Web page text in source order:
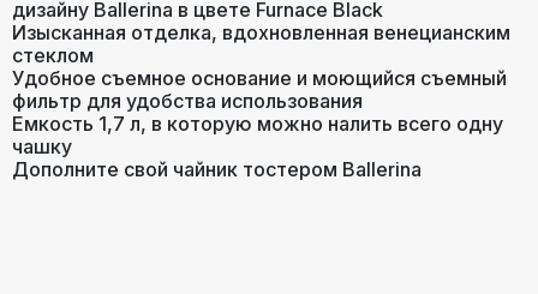
дизайну Ballerina в цвете Furnace Black
Изысканная отделка, вдохновленная венецианским
стеклом
Удобное съемное основание и моющийся съемный
фильтр для удобства использования
Емкость 1,7 л, в которую можно налить всего одну
чашку
Дополните свой чайник тостером Ballerina